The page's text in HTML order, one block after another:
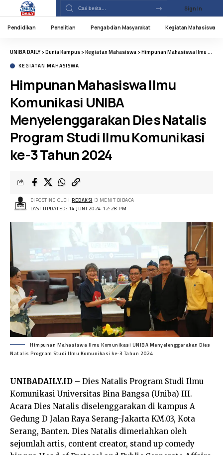
Sign In
Pendidikan Penelitian Pengabdian Masyarakat Kegiatan Mahasiswa
UNIBA DAILY>Dunia Kampus>Kegiatan Mahasiswa>Himpunan Mahasiswa Ilmu Komunikasi UNIBA Menyelenggarakan Dies Natalis Program Studi Ilmu Komunikasi ke-3 Tahun 2024
KEGIATAN MAHASISWA
Himpunan Mahasiswa Ilmu
Komunikasi UNIBA
Menyelenggarakan Dies Natalis
Program Studi Ilmu Komunikasi
ke-3 Tahun 2024
LAST UPDATED: 14 JUNI 2024 12:28 PM
DIPOSTING OLEH:REDAKSI 3 MENIT DIBACA
Himpunan Mahasiswa Ilmu Komunikasi UNIBA Menyelenggarakan Dies
Natalis Program Studi Ilmu Komunikasi ke-3 Tahun 2024
UNIBADAILY.ID – Dies Natalis Program Studi Ilmu
Komunikasi Universitas Bina Bangsa (Uniba) III.
Acara Dies Natalis diselenggarakan di kampus A
Gedung D Jalan Raya Serang-Jakarta KM.03, Kota
Serang, Banten. Dies Natalis dimeriahkan oleh
sejumlah artis, content creator, stand up comedy